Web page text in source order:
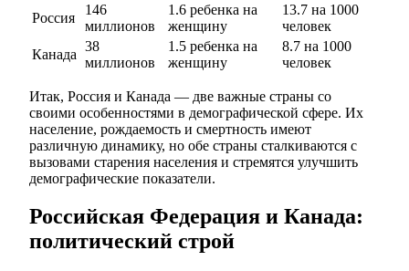
Россия
146
миллионов
1.6 ребенка на
женщину
13.7 на 1000
человек
Канада
38
миллионов
1.5 ребенка на
женщину
8.7 на 1000
человек
Итак, Россия и Канада — две важные страны со
своими особенностями в демографической сфере. Их
население, рождаемость и смертность имеют
различную динамику, но обе страны сталкиваются с
вызовами старения населения и стремятся улучшить
демографические показатели.
Российская Федерация и Канада:
политический строй